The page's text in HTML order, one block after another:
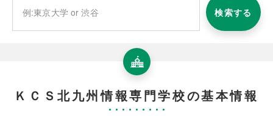
検索する
ＫＣＳ北九州情報専門学校の基本情報